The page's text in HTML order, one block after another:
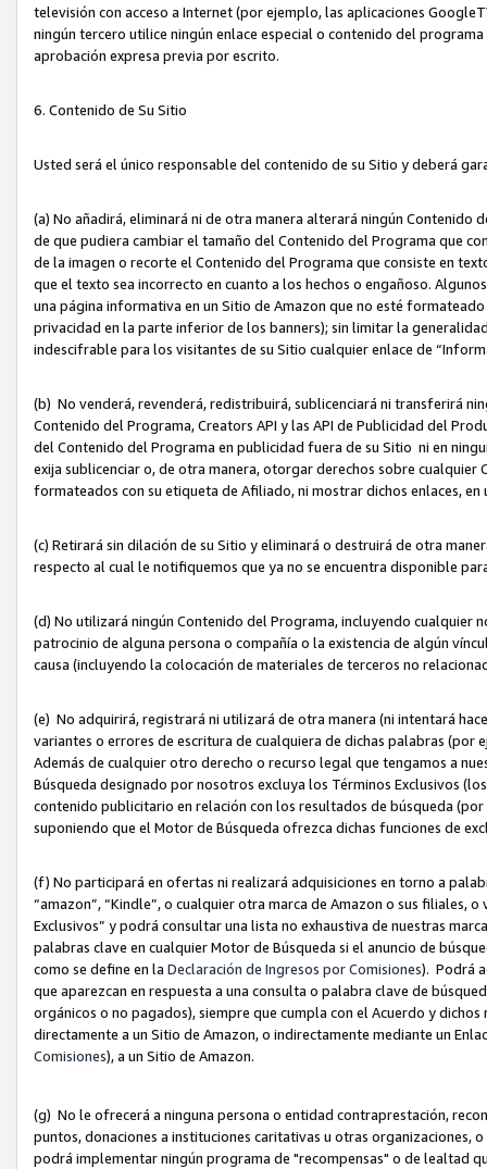
televisión con acceso a Internet (por ejemplo, las aplicaciones
ningún tercero utilice ningún enlace especial o contenido del
aprobación expresa previa por escrito.
6. Contenido de Su Sitio
Usted será el único responsable del contenido de su Sitio y deberá
(a) No añadirá, eliminará ni de otra manera alterará ningún
de que pudiera cambiar el tamaño del Contenido del Programa que
de la imagen o recorte el Contenido del Programa que consiste en
que el texto sea incorrecto en cuanto a los hechos o engañoso.
una página informativa en un Sitio de Amazon que no esté
privacidad en la parte inferior de los banners); sin limitar la
indescifrable para los visitantes de su Sitio cualquier enlace de
(b) No venderá, revenderá, redistribuirá, sublicenciará ni transferirá
Contenido del Programa, Creators API y las API de Publicidad del
del Contenido del Programa en publicidad fuera de su Sitio ni en
exija sublicenciar o, de otra manera, otorgar derechos sobre
formateados con su etiqueta de Afiliado, ni mostrar dichos enlaces,
(c) Retirará sin dilación de su Sitio y eliminará o destruirá de otra
respecto al cual le notifiquemos que ya no se encuentra disponible
(d) No utilizará ningún Contenido del Programa, incluyendo cualquier
patrocinio de alguna persona o compañía o la existencia de algún
causa (incluyendo la colocación de materiales de terceros no
(e) No adquirirá, registrará ni utilizará de otra manera (ni intentará
variantes o errores de escritura de cualquiera de dichas palabras (por
Además de cualquier otro derecho o recurso legal que tengamos a
Búsqueda designado por nosotros excluya los Términos Exclusivos
contenido publicitario en relación con los resultados de búsqueda
suponiendo que el Motor de Búsqueda ofrezca dichas funciones de
(f) No participará en ofertas ni realizará adquisiciones en torno a
“amazon”, “Kindle”, o cualquier otra marca de Amazon o sus filiales,
Exclusivos” y podrá consultar una lista no exhaustiva de nuestras
palabras clave en cualquier Motor de Búsqueda si el anuncio de
como se define en la Declaración de Ingresos por Comisiones). Podrá
que aparezcan en respuesta a una consulta o palabra clave de
orgánicos o no pagados), siempre que cumpla con el Acuerdo y
directamente a un Sitio de Amazon, o indirectamente mediante un
Comisiones), a un Sitio de Amazon.
(g) No le ofrecerá a ninguna persona o entidad contraprestación,
puntos, donaciones a instituciones caritativas u otras organizaciones,
podrá implementar ningún programa de "recompensas" o de lealtad